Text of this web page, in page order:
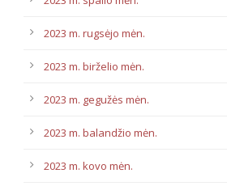
2023 m. rugsėjo mėn.
2023 m. birželio mėn.
2023 m. gegužės mėn.
2023 m. balandžio mėn.
2023 m. kovo mėn.